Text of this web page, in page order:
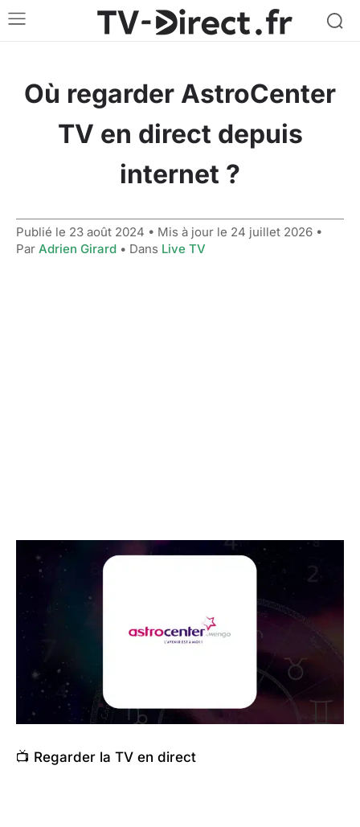
Où regarder AstroCenter
TV en direct depuis
internet ?
Publié le 23 août 2024 • Mis à jour le 24 juillet 2026 •
Par Adrien Girard • Dans Live TV
📺 Regarder la TV en direct